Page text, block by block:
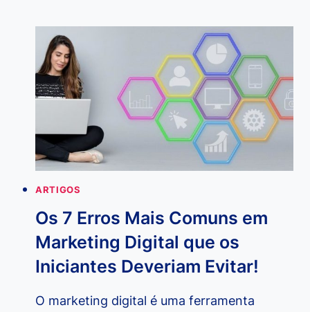
MARKETING
DE
CONTEÚDO
DE
FORMA
ARTIGOS
Os 7 Erros Mais Comuns em
Marketing Digital que os
Iniciantes Deveriam Evitar!
O marketing digital é uma ferramenta